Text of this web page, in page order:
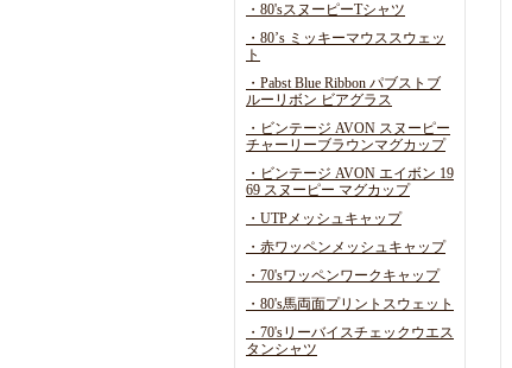
・80'sスヌーピーTシャツ
・80’s ミッキーマウススウェッ
ト
・Pabst Blue Ribbon パブストブ
ルーリボン ビアグラス
・ビンテージ AVON スヌーピー
チャーリーブラウンマグカップ
・ビンテージ AVON エイボン 19
69 スヌーピー マグカップ
・UTPメッシュキャップ
・赤ワッペンメッシュキャップ
・70'sワッペンワークキャップ
・80's馬両面プリントスウェット
・70'sリーバイスチェックウエス
タンシャツ